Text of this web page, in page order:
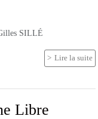
SILLÉ
Lire la suite
Libre